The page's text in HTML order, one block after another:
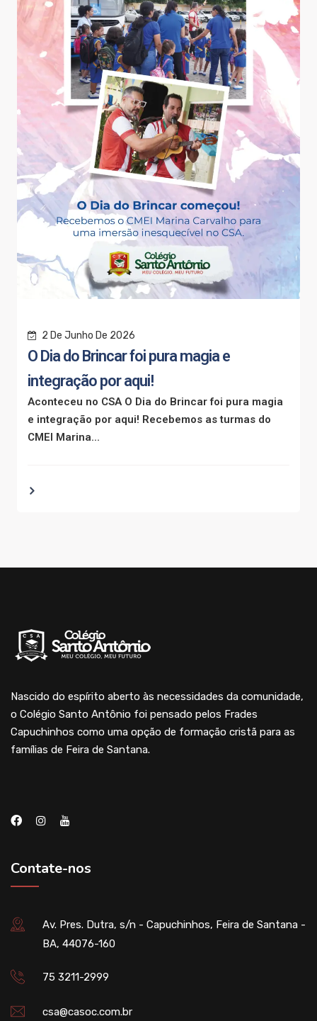
2 De Junho De 2026
O Dia do Brincar foi pura magia e
integração por aqui!
Aconteceu no CSA O Dia do Brincar foi pura magia
e integração por aqui! Recebemos as turmas do
CMEI Marina...
Nascido do espírito aberto às necessidades da comunidade,
o Colégio Santo Antônio foi pensado pelos Frades
Capuchinhos como uma opção de formação cristã para as
famílias de Feira de Santana.
Contate-nos
Av. Pres. Dutra, s/n - Capuchinhos, Feira de Santana -
BA, 44076-160
75 3211-2999
csa@casoc.com.br